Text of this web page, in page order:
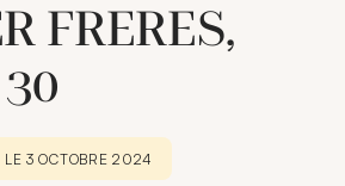
FRERES,
3 OCTOBRE 2024